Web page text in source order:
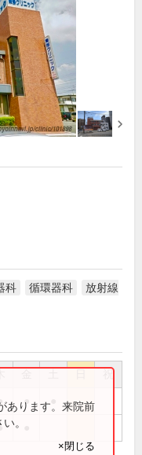
科 循環器科
放射線
祝
● ●
あります。来院前
。
×閉じる